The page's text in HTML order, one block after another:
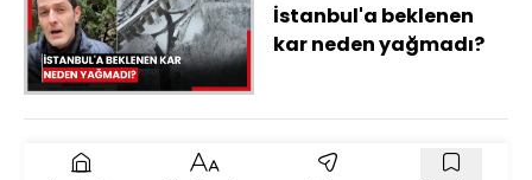
İstanbul'a beklenen
kar neden yağmadı?